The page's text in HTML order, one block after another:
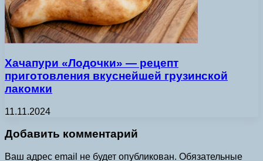
Хачапури «Лодочки» — рецепт
приготовления вкуснейшей грузинской
лакомки
11.11.2024
Добавить комментарий
Ваш адрес email не будет опубликован. Обязательные